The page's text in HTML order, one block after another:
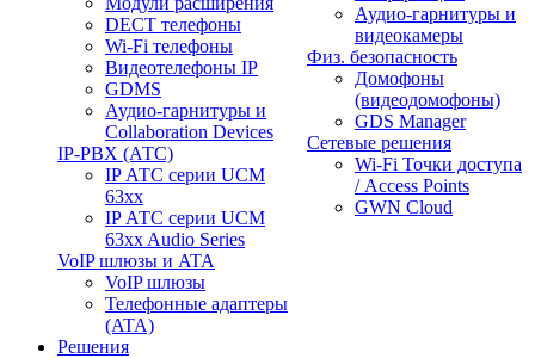
DECT телефоны
Wi-Fi телефоны
Видеотелефоны IP
GDMS
Аудио-гарнитуры и
Collaboration Devices
IP-PBX (АТС)
IP АТС серии UCM
63xx
IP АТС серии UCM
63xx Audio Series
VoIP шлюзы и ATA
VoIP шлюзы
Телефонные адаптеры
(ATA)
Аудио-гарнитуры и
видеокамеры
Физ. безопасность
Домофоны
(видеодомофоны)
GDS Manager
Сетевые решения
Wi-Fi Точки доступа
/ Access Points
GWN Cloud
Решения